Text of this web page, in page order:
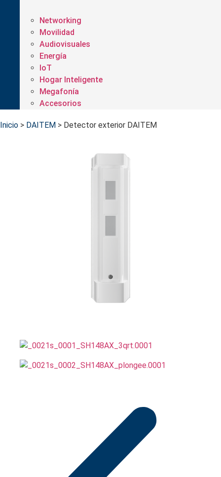
Networking
Movilidad
Audiovisuales
Energía
IoT
Hogar Inteligente
Megafonía
Accesorios
Inicio > DAITEM > Detector exterior DAITEM